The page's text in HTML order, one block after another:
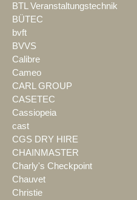
BTL Veranstaltungstechnik
BÜTEC
bvft
BVVS
Calibre
Cameo
CARL GROUP
CASETEC
Cassiopeia
cast
CGS DRY HIRE
CHAINMASTER
Charly's Checkpoint
Chauvet
Christie